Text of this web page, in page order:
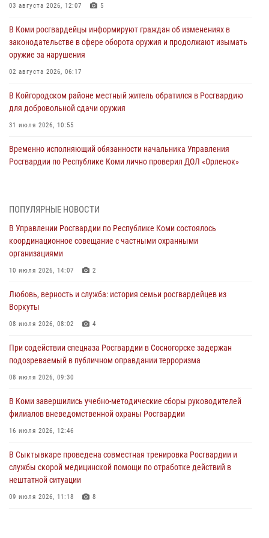
03 августа 2026, 12:07 5
В Коми росгвардейцы информируют граждан об изменениях в
законодательстве в сфере оборота оружия и продолжают изымать
оружие за нарушения
02 августа 2026, 06:17
В Койгородском районе местный житель обратился в Росгвардию
для добровольной сдачи оружия
31 июля 2026, 10:55
Временно исполняющий обязанности начальника Управления
Росгвардии по Республике Коми лично проверил ДОЛ «Орленок»
В Санкт-Петербурге прошел окружной этап ежегодного
Всероссийского конкурса профессионального мастерства среди
сотрудников вневедомственной охраны Росгвардии
В Сыктывкаре росгвардейцы приняли участие в молебне в рамках
Дня Крещения Руси и Дня святого равноапостольного князя
28 июля 2026, 13:32 8
В Коми за неделю росгвардейцами выявлено более 10
деятельности
26 июля 2026, 06:48
военнослужащих по призыву в Центре подготовки личного состава
Росгвардии
25 июля 2026, 10:45
ПОПУЛЯРНЫЕ НОВОСТИ
В Управлении Росгвардии по Республике Коми состоялось
координационное совещание с частными охранными
организациями
10 июля 2026, 14:07 2
Любовь, верность и служба: история семьи росгвардейцев из
Воркуты
08 июля 2026, 08:02 4
При содействии спецназа Росгвардии в Сосногорске задержан
подозреваемый в публичном оправдании терроризма
08 июля 2026, 09:30
В Коми завершились учебно-методические сборы руководителей
филиалов вневедомственной охраны Росгвардии
16 июля 2026, 12:46
В Сыктывкаре проведена совместная тренировка Росгвардии и
службы скорой медицинской помощи по отработке действий в
нештатной ситуации
09 июля 2026, 11:18 8